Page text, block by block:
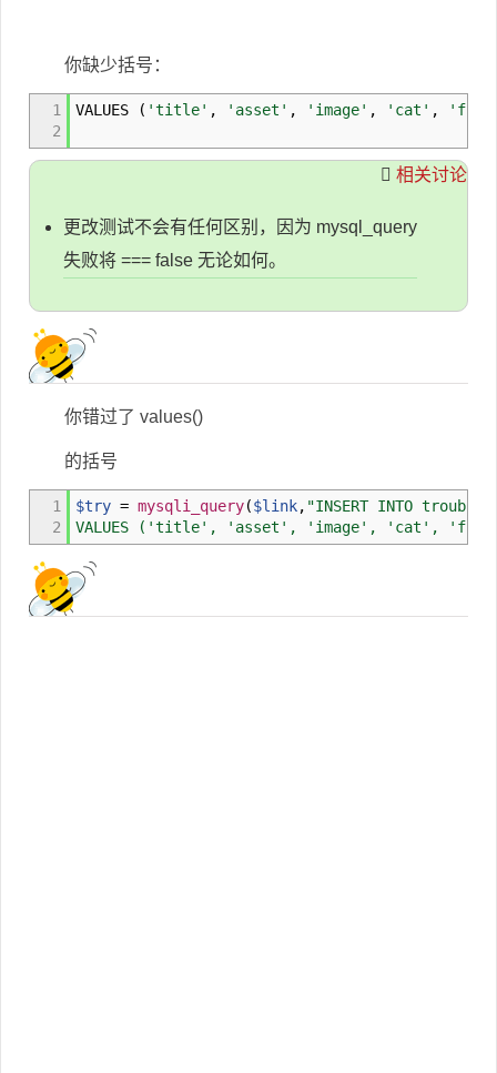
你缺少括号：
1
2
VALUES ( 'title' , 'asset' , 'image' , 'cat' ,
相关讨论
更改测试不会有任何区别，因为 mysql_query
失败将 === false 无论如何。
你错过了 values()
的括号
1
2
$try = mysqli_query($link, "INSERT INTO
VALUES ('title', 'asset', 'image', 'cat',